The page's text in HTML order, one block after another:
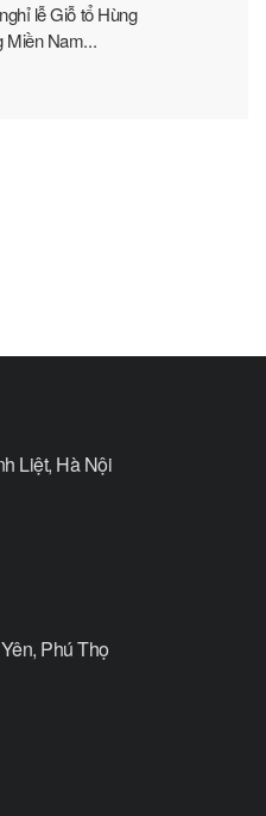
lễ Giỗ tổ Hùng
Miền Nam...
Liệt, Hà Nội
Phú Thọ